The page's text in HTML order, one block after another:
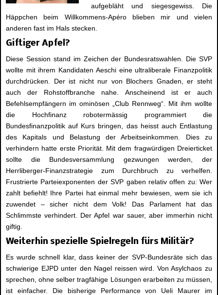
aufgebläht und siegesgewiss. Die
Häppchen beim Willkommens-Apéro blieben mir und vielen
anderen fast im Hals stecken.
Giftiger Apfel?
Diese Session stand im Zeichen der Bundesratswahlen. Die SVP
wollte mit ihrem Kandidaten Aeschi eine ultraliberale Finanzpolitik
durchdrücken. Der ist nicht nur von Blochers Gnaden, er steht
auch der Rohstoffbranche nahe. Anscheinend ist er auch
Befehlsempfängern im ominösen „Club Rennweg“. Mit ihm wollte
die Hochfinanz robotermässig programmiert die
Bundesfinanzpolitik auf Kurs bringen, das heisst auch Entlastung
des Kapitals und Belastung der Arbeitseinkommen. Dies zu
verhindern hatte erste Priorität. Mit dem fragwürdigen Dreierticket
sollte die Bundesversammlung gezwungen werden, der
Herrliberger-Finanzstrategie zum Durchbruch zu verhelfen.
Frustrierte Parteiexponenten der SVP gaben relativ offen zu: Wer
zahlt befiehlt! Ihre Partei hat einmal mehr bewiesen, wem sie ich
zuwendet – sicher nicht dem Volk! Das Parlament hat das
Schlimmste verhindert. Der Apfel war sauer, aber immerhin nicht
giftig.
Weiterhin spezielle Spielregeln fürs Militär?
Es wurde schnell klar, dass keiner der SVP-Bundesräte sich das
schwierige EJPD unter den Nagel reissen wird. Von Asylchaos zu
sprechen, ohne selber tragfähige Lösungen erarbeiten zu müssen,
ist einfacher. Die bisherige Performance von Ueli Maurer im